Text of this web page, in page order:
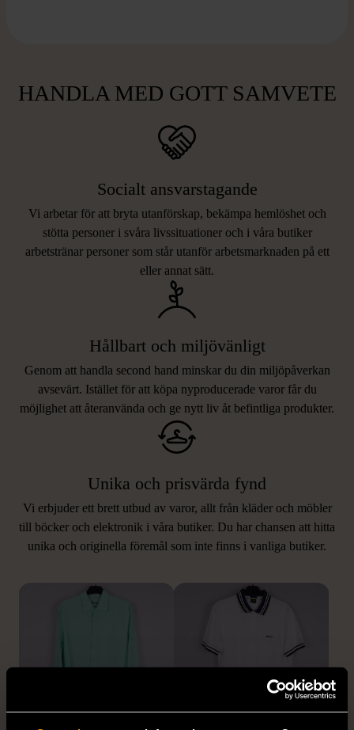
HANDLA MED GOTT SAMVETE
Socialt ansvarstagande
Vi arbetar för att bryta utanförskap, bekämpa hemlöshet och
stötta personer i svåra livssituationer och i våra butiker
arbetstränar personer som står utanför arbetsmarknaden på ett
eller annat sätt.
Hållbart och miljövänligt
Genom att handla second hand minskar du din miljöpåverkan
avsevärt. Istället för att köpa nyproducerade varor får du
möjlighet att återanvända och ge nytt liv åt befintliga produkter.
Unika och prisvärda fynd
Vi erbjuder ett brett utbud av varor, allt från kläder och möbler
till böcker och elektronik i våra butiker. Du har chansen att hitta
unika och originella föremål som inte finns i vanliga butiker.
LIKNANDE PRODUKTER
Hitta produkter som påminner om denna